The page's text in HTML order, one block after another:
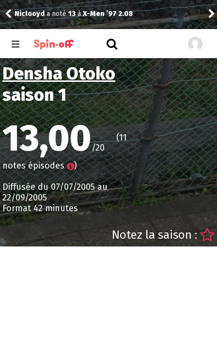
Niclooyda noté13àX-Men ’97 2.08
Densha Otoko
saison 1
13,00/20
(11
notes épisodes
)
Diffusée du 07/07/2005 au
22/09/2005
Format 42 minutes
Notez la saison :